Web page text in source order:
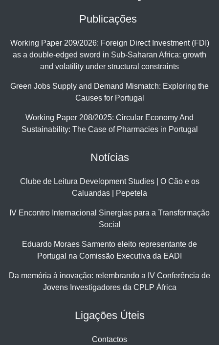
Publicações
Working Paper 209/2026: Foreign Direct Investment (FDI)
as a double-edged sword in Sub-Saharan Africa: growth
and volatility under structural constraints
Green Jobs Supply and Demand Mismatch: Exploring the
Causes for Portugal
Working Paper 208/2025: Circular Economy And
Sustainability: The Case of Pharmacies in Portugal
Notícias
Clube de Leitura Development Studies | O Cão e os
Caluandas | Pepetela
IV Encontro Internacional Sinergias para a Transformação
Social
Eduardo Moraes Sarmento eleito representante de
Portugal na Comissão Executiva da EADI
Da memória à inovação: relembrando a IV Conferência de
Jovens Investigadores da CPLP África
Ligações Úteis
Contactos